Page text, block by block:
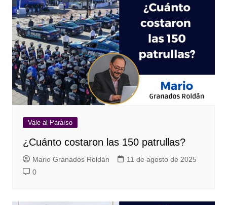
Vale al Paraíso
¿Cuánto costaron las 150 patrullas?
Mario Granados Roldán
11 de agosto de 2025
0